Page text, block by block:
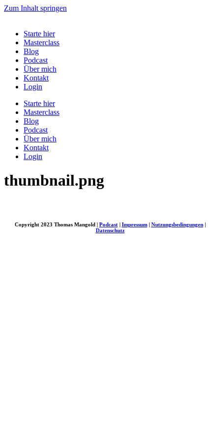
Zum Inhalt springen
Starte hier
Masterclass
Blog
Podcast
Über mich
Kontakt
Login
Starte hier
Masterclass
Blog
Podcast
Über mich
Kontakt
Login
thumbnail.png
Copyright 2023 Thomas Mangold | Podcast| Impressum| Nutzungsbedingungen|
Datenschutz